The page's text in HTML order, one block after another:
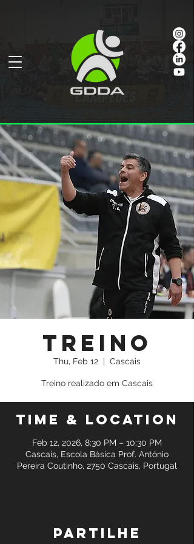
Treino
Thu, Feb 12
  |
Cascais
Treino realizado em Cascais
Time & Location
Feb 12, 2026, 8:30 PM – 10:30 PM
Cascais, Escola Básica Prof. António
Pereira Coutinho, 2750 Cascais, Portugal
Partilhe